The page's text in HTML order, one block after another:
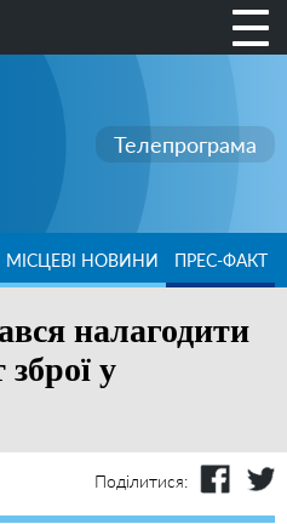
Телепрограма
МІСЦЕВІ НОВИНИ ПРЕС-ФАКТ
налагодити
у
Поділитися: